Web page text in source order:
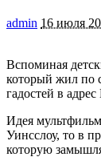
admin 16 июля
Вспоминая
который жил по
гадостей в
Идея
Уинсслоу, то в
которую